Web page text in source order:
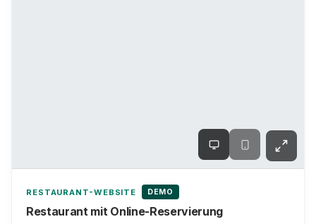
RESTAURANT-WEBSITE DEMO
Restaurant mit Online-Reservierung